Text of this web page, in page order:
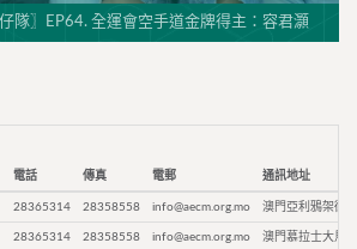
隊〗EP64. 全運會空手道金牌得主：容君灝
電話 傳真 電郵 通訊地址
28365314 28358558 info@aecm.org.mo 澳門亞利鴉架街9
28365314 28358558 info@aecm.org.mo 澳門慕拉士大馬